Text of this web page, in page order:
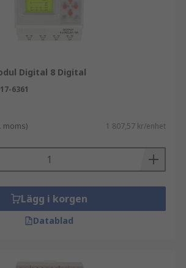
Logic Controllers)
för att styra och
processer.
indata
och diagnostik
med PLC:er
Digital 8 Digital
6361
moms) 1 807,57 kr/enhet
Lägg i korgen
Datablad